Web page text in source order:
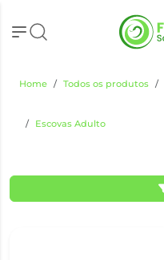
Home Todos os produtos
Escovas Adulto